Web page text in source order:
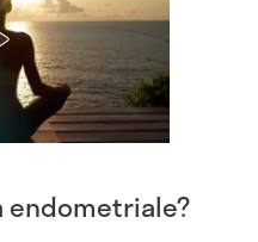
endometriale?